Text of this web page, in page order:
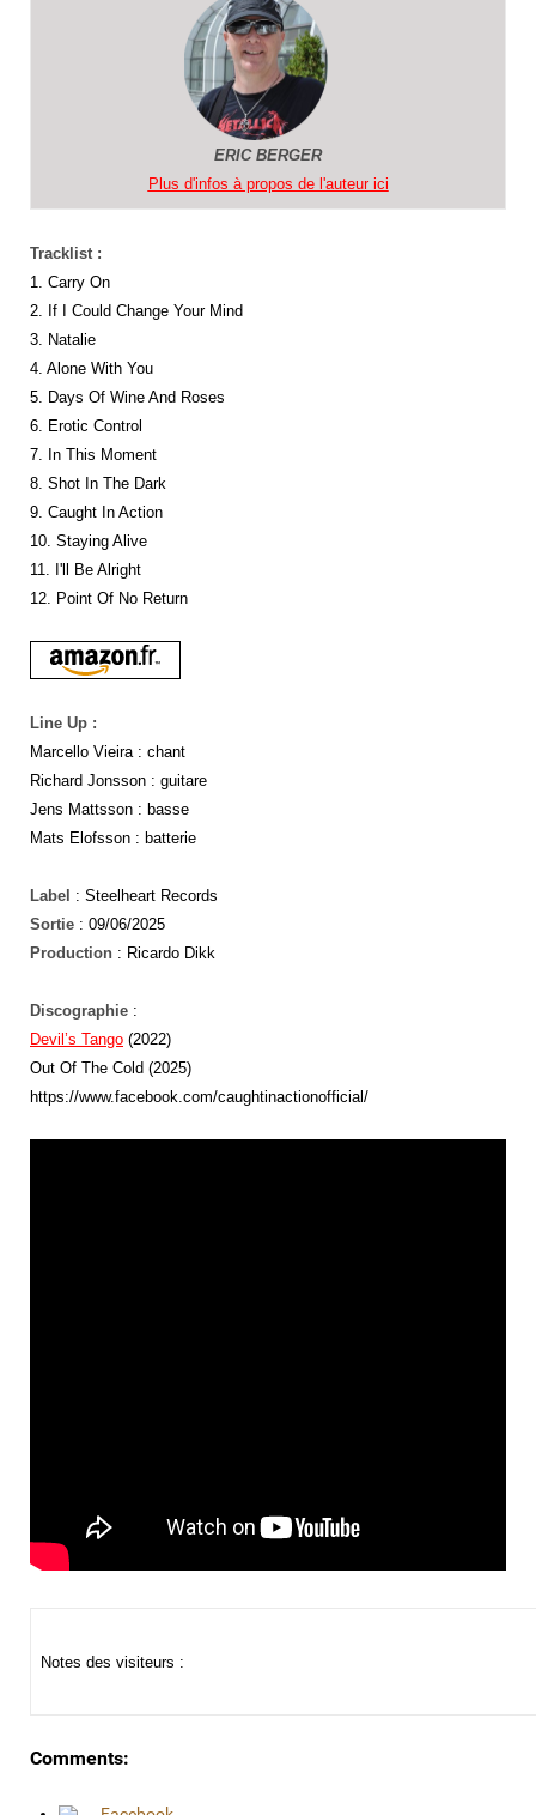
ERIC BERGER
Plus d'infos à propos de l'auteur ici
Tracklist :
1. Carry On
2. If I Could Change Your Mind
3. Natalie
4. Alone With You
5. Days Of Wine And Roses
6. Erotic Control
7. In This Moment
8. Shot In The Dark
9. Caught In Action
10. Staying Alive
11. I'll Be Alright
12. Point Of No Return
Line Up :
Marcello Vieira : chant
Richard Jonsson : guitare
Jens Mattsson : basse
Mats Elofsson : batterie
Label : Steelheart Records
Sortie : 09/06/2025
Production : Ricardo Dikk
Discographie :
Devil’s Tango (2022)
Out Of The Cold (2025)
https://www.facebook.com/caughtinactionofficial/
Notes des visiteurs :
Comments: